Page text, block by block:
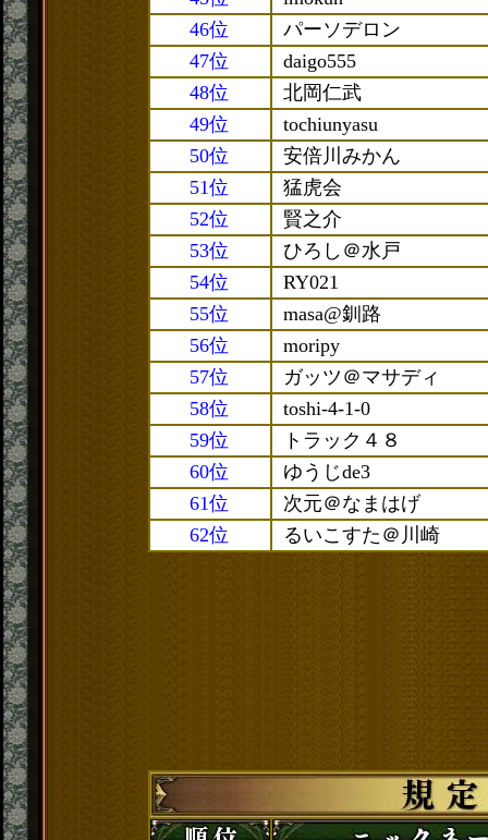
46位
パーソデロン
47位
daigo555
48位
北岡仁武
49位
tochiunyasu
50位
安倍川みかん
51位
猛虎会
52位
賢之介
53位
ひろし＠水戸
54位
RY021
55位
masa@釧路
56位
moripy
57位
ガッツ＠マサディ
58位
toshi-4-1-0
59位
トラック４８
60位
ゆうじde3
61位
次元＠なまはげ
62位
るいこすた＠川崎